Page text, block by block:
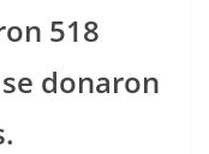
518
donaron